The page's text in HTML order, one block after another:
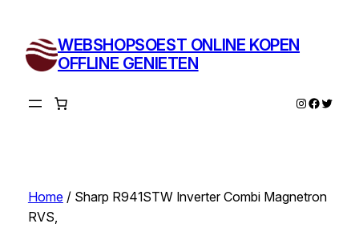
inhoud
WEBSHOPSOEST ONLINE KOPEN
OFFLINE GENIETEN
Instagram
Twitter
Home/ Sharp R941STW Inverter Combi Magnetron
RVS,